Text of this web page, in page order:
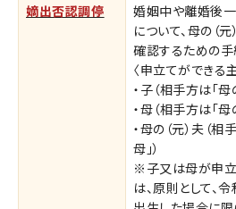
嫡出否認調停
婚姻中や離婚後
について、母の（
確認するための手
〈申立てができる
・子（相手方は「母
・母（相手方は「母
・母の（元）夫（
母」）
※子又は母が申立
は、原則として、